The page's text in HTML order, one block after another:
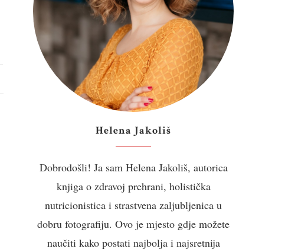
Helena Jakoliš
Dobrodošli! Ja sam Helena Jakoliš, autorica
knjiga o zdravoj prehrani, holistička
nutricionistica i strastvena zaljubljenica u
dobru fotografiju. Ovo je mjesto gdje možete
naučiti kako postati najbolja i najsretnija